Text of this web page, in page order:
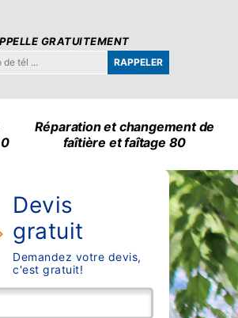
GRATUITEMENT
Réparation et changement de
faîtière et faîtage 80
Devis
gratuit
Demandez votre devis,
c'est gratuit!